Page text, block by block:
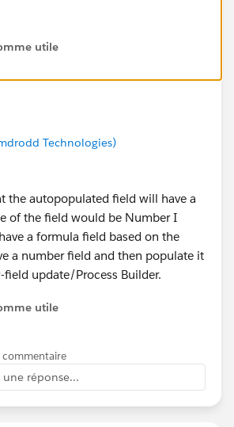
utile
Technologies)
the autopopulated field will have a
of the field would be Number I
a formula field based on the
a number field and then populate it
update/Process Builder.
utile
une réponse...